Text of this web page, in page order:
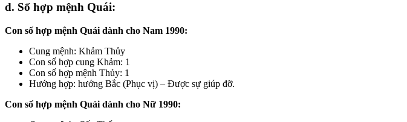
d. Số hợp mệnh Quái:
Con số hợp mệnh Quái dành cho Nam 1990:
Cung mệnh: Khảm Thủy
Con số hợp cung Khảm: 1
Con số hợp mệnh Thủy: 1
Hướng hợp: hướng Bắc (Phục vị) – Được sự giúp đỡ.
Con số hợp mệnh Quái dành cho Nữ 1990: